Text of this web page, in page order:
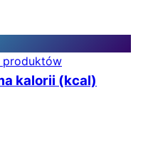
produktów
kalorii (kcal)